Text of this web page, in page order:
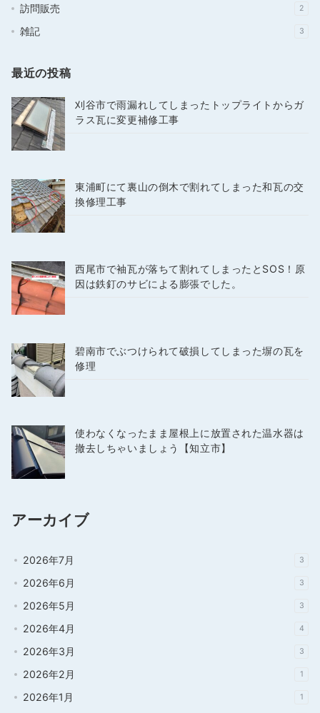
訪問販売 2
雑記 3
最近の投稿
刈谷市で雨漏れしてしまったトップライトからガ
ラス瓦に変更補修工事
東浦町にて裏山の倒木で割れてしまった和瓦の交
換修理工事
西尾市で袖瓦が落ちて割れてしまったとSOS！原
因は鉄釘のサビによる膨張でした。
碧南市でぶつけられて破損してしまった塀の瓦を
修理
使わなくなったまま屋根上に放置された温水器は
撤去しちゃいましょう【知立市】
アーカイブ
2026年7月 3
2026年6月 3
2026年5月 3
2026年4月 4
2026年3月 3
2026年2月 1
2026年1月 1